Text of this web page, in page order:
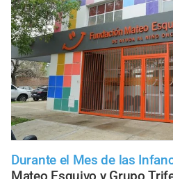
Durante el Mes de las
Mateo Esquivo y Grupo